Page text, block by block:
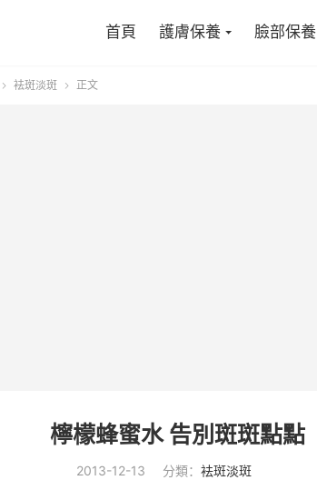
首頁 護膚保養 臉部保養
 袪斑淡斑  正文
檸檬蜂蜜水 告別斑斑點點
2013-12-13 分類： 袪斑淡斑